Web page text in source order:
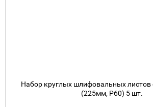
Набор круглых шлифовальных листов
(225мм, P60) 5 шт.